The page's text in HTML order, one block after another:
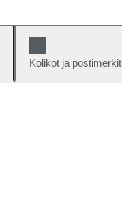
Kolikot ja postimerkit